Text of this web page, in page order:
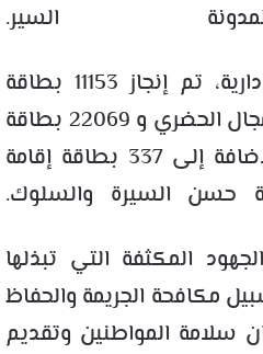
السير.
وفي مجال الخدمات الإدارية، تم إنجاز 11153 بطاقة
للتعريف الوطنية في المجال الحضري و 22069 بطاقة
في المجال القروي، بالإضافة إلى 337 بطاقة إقامة
المكثفة التي تبذلها
مكافحة الجريمة والحفاظ
سلامة المواطنين وتقديم